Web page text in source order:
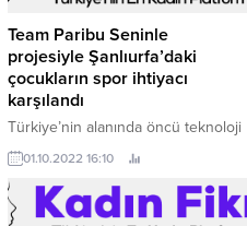
Team Paribu Seninle
projesiyle Şanlıurfa’daki
çocukların spor ihtiyacı
karşılandı
Türkiye’nin alanında öncü teknoloji
şirketi ve lider kripto varlık işlem
platformu Paribu’nun çatısı altındaki
Team Paribu’nun İhtiyaç Haritası ile
birlikte yürüttüğü "Team Paribu
01.10.2022 16:10